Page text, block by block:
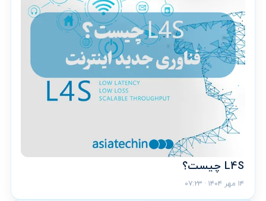
L4S چیست؟
۱۴ مهر ۱۴۰۴ · ۰۷:۲۳